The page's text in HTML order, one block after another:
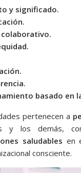
y significado.
basado en
pertenecen a
y los demás,
saludables en
consciente.